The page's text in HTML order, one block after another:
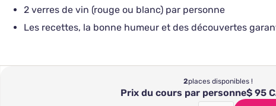
2 verres de vin (rouge ou blanc) par personne
Les recettes, la bonne humeur et des découvertes
2places disponibles !
Prix du cours par personne$ 95